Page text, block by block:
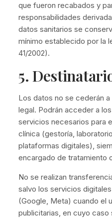
que fueron recabados y
responsabilidades
datos sanitarios se
mínimo establecido por la
41/2002).
5.
Los datos no se cederán
legal. Podrán acceder a
servicios necesarios para
clínica (gestoría,
plataformas digitales),
encargado de tratamiento
No se realizan
salvo los servicios
(Google, Meta) cuando el
publicitarias, en cuyo caso